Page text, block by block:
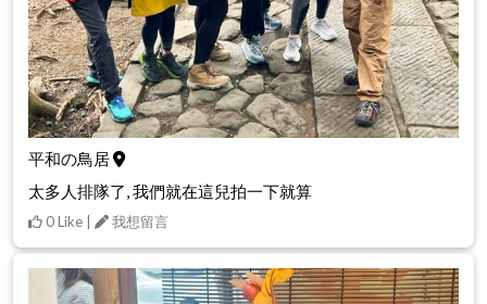
平和の鳥居
太多人排隊了, 我們就在這兒拍一下就算
0 Like | 我想留言